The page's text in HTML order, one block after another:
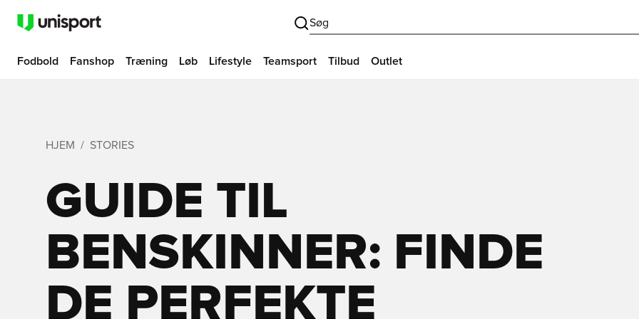
Søg
Fodbold Fanshop Træning Løb Lifestyle Teamsport Tilbud Outlet
HJEM STORIES
GUIDE TIL
BENSKINNER: FINDE
DE PERFEKTE